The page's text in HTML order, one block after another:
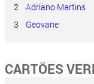
2
Adriano Martins
3
Geovane
CARTÕES